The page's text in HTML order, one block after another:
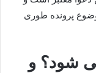
پرونده طوری
شود؟ و